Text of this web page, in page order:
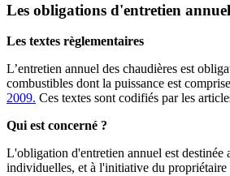
Les obligations d'entretien
Les textes règlementaires
L’entretien annuel des chaudières est
combustibles dont la puissance est
2009. Ces textes sont codifiés par les
Qui est concerné ?
L'obligation d'entretien annuel est destinée
individuelles, et à l'initiative du